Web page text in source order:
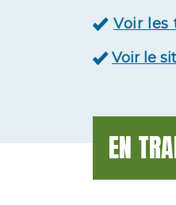
Voir les
Voir le
EN